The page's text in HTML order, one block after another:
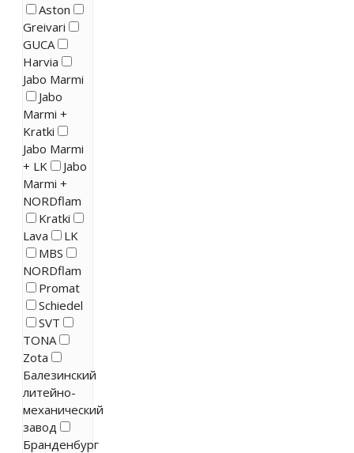
Aston
Greivari
GUCA
Harvia
Jabo Marmi
Jabo
Marmi +
Kratki
Jabo Marmi
+ LK
Jabo
Marmi +
NORDflam
Kratki
Lava
LK
MBS
NORDflam
Promat
Schiedel
SVT
TONA
Zota
Балезинский
литейно-
механический
завод
Бранденбург